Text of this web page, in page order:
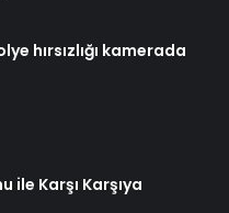
hırsızlığı kamerada
ile Karşı Karşıya